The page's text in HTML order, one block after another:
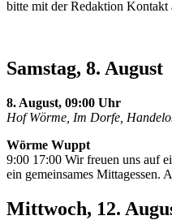
bitte mit der Redaktion Kontakt
Samstag, 8. August
8. August, 09:00 Uhr
Hof Wörme, Im Dorfe,
Wörme Wuppt
9:00 17:00 Wir freuen uns auf
ein gemeinsames Mittagessen.
Mittwoch, 12.